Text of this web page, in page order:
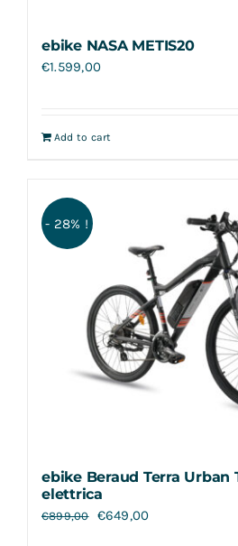
ebike NASA METIS20
€1.599,00
Add to cart
- 28% !
ebike Beraud Terra Urban
elettrica
€899,00 €649,00